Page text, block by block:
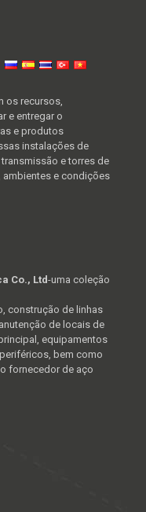
os recursos,
e entregar o
e produtos
instalações de
e torres de
e condições
Co., Ltd-uma coleção
construção de linhas
de locais de
equipamentos
bem como
fornecedor de aço